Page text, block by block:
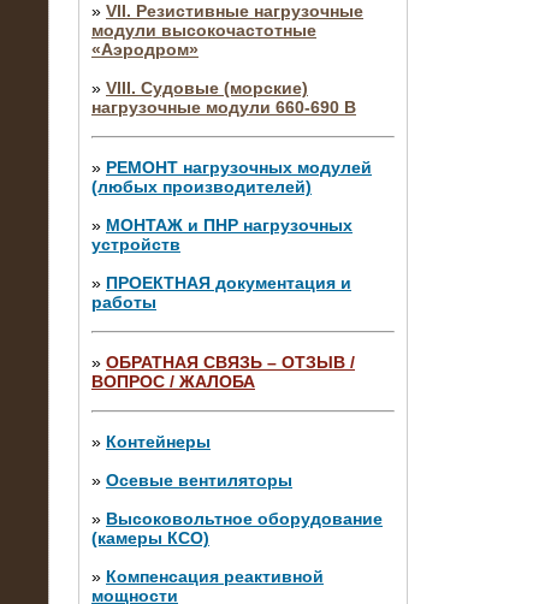
» VII. Резистивные нагрузочные
модули высокочастотные
«Аэродром»
» VIII. Судовые (морские)
нагрузочные модули 660-690 В
» РЕМОНТ нагрузочных модулей
(любых производителей)
» МОНТАЖ и ПНР нагрузочных
устройств
» ПРОЕКТНАЯ документация и
работы
» ОБРАТНАЯ СВЯЗЬ – ОТЗЫВ /
ВОПРОС / ЖАЛОБА
» Контейнеры
» Осевые вентиляторы
» Высоковольтное оборудование
(камеры КСО)
» Компенсация реактивной
мощности
10.04.2015
Аренда нагрузочного модуля 4 МВт,
10 кВ